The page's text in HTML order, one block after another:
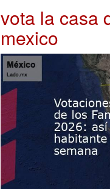
vota la casa
mexico